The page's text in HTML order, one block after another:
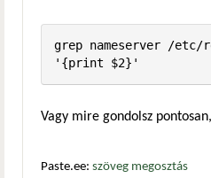
grep nameserver /
'{print $2}'
Vagy mire gondolsz
Paste.ee: szöveg megosztás